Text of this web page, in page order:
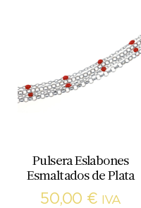
Pulsera Eslabones
Esmaltados de Plata
50,00 €
IVA